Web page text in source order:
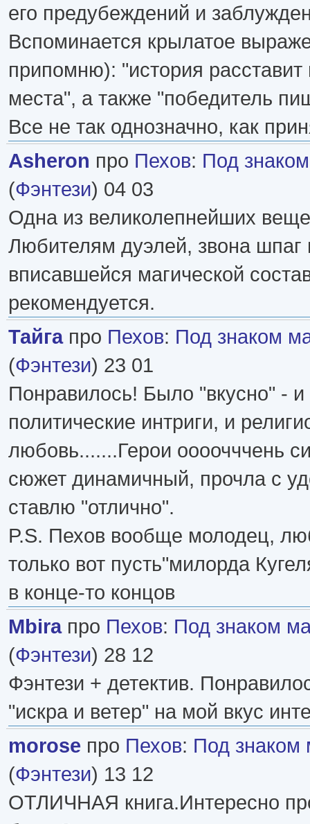
его предубеждений и
Вспоминается крылатое
припомню): "история расставит
места", а также "победитель
Все не так однозначно, как
Asheron про Пехов: Под
(Фэнтези) 04 03
Одна из великолепнейших
Любителям дуэлей, звона шпаг
вписавшейся магической
рекомендуется.
Тайгапро Пехов: Под знаком
(Фэнтези) 23 01
Понравилось! Было "вкусно" - и
политические интриги, и
любовь.......Герои оооочччень
сюжет динамичный, прочла с
ставлю "отлично".
P.S. Пехов вообще молодец,
только вот пусть"милорда
в конце-то концов
Mbiraпро Пехов: Под знаком
(Фэнтези) 28 12
Фэнтези + детектив.
"искра и ветер" на мой вкус
morose про Пехов: Под знаком
(Фэнтези) 13 12
ОТЛИЧНАЯ книга.Интересно